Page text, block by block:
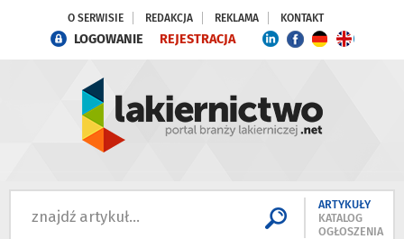
O SERWISIE REDAKCJA REKLAMA KONTAKT
LOGOWANIE REJESTRACJA
ARTYKUŁY
KATALOG
OGŁOSZENIA